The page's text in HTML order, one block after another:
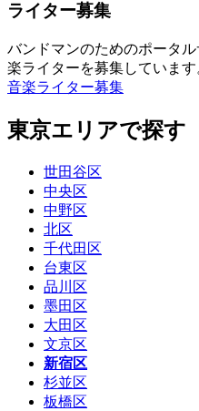
ライター募集
バンドマンのためのポータ
楽ライターを募集していま
音楽ライター募集
東京エリアで探す
世田谷区
中央区
中野区
北区
千代田区
台東区
品川区
墨田区
大田区
文京区
新宿区
杉並区
板橋区